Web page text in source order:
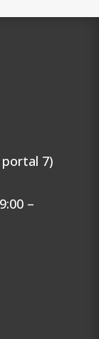
portal 7)
–